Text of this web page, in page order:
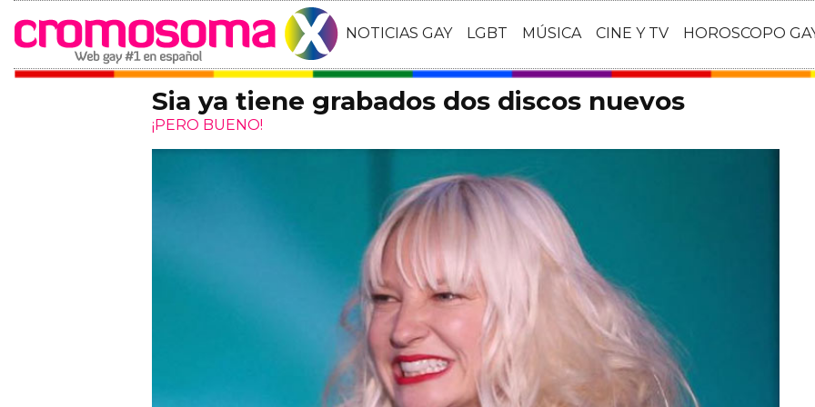
NOTICIAS GAY LGBT MÚSICA CINE Y TV HOROSCOPO
Sia ya tiene grabados dos discos nuevos
¡PERO BUENO!